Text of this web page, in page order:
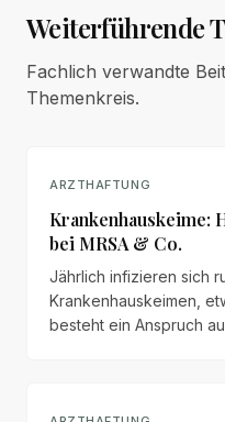
Weiterführende
Fachlich verwandte
Themenkreis.
ARZTHAFTUNG
Krankenhauskeime:
bei MRSA & Co.
Jährlich infizieren sich
Krankenhauskeimen,
besteht ein Anspruch